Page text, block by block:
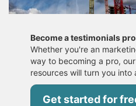
Become a testimonials pro
Whether you're an
way to becoming a pro,
resources will turn you into
Get started for